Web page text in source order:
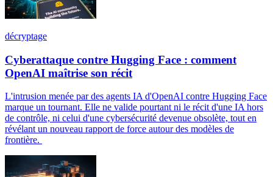
décryptage
Cyberattaque contre Hugging Face : comment
OpenAI maîtrise son récit
L'intrusion menée par des agents IA d'OpenAI contre Hugging Face
marque un tournant. Elle ne valide pourtant ni le récit d'une IA hors
de contrôle, ni celui d'une cybersécurité devenue obsolète, tout en
révélant un nouveau rapport de force autour des modèles de
frontière.